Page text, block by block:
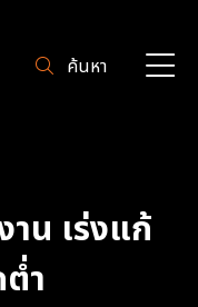
ค้นหา
าน เร่งแก้
ำ